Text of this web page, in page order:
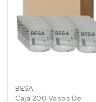
BESA
Caja 200 Vasos De